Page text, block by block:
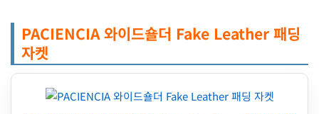
PACIENCIA 와이드숄더 Fake Leather 패딩
자켓